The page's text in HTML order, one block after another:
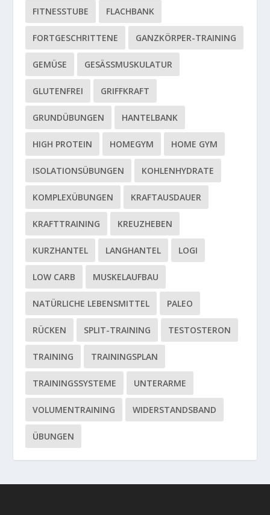
FITNESSTUBE FLACHBANK
FORTGESCHRITTENE GANZKÖRPER-TRAINING
GEMÜSE GESÄSSMUSKULATUR
GLUTENFREI GRIFFKRAFT
GRUNDÜBUNGEN HANTELBANK
HIGH PROTEIN HOMEGYM HOME GYM
ISOLATIONSÜBUNGEN KOHLENHYDRATE
KOMPLEXÜBUNGEN KRAFTAUSDAUER
KRAFTTRAINING KREUZHEBEN
KURZHANTEL LANGHANTEL LOGI
LOW CARB MUSKELAUFBAU
NATÜRLICHE LEBENSMITTEL PALEO
RÜCKEN SPLIT-TRAINING TESTOSTERON
TRAINING TRAININGSPLAN
TRAININGSSYSTEME UNTERARME
VOLUMENTRAINING WIDERSTANDSBAND
ÜBUNGEN